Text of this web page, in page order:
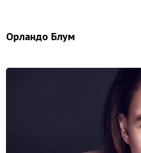
Орландо Блум